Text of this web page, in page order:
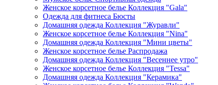
Женское корсетное белье Коллекция "Gala"
Одежда для фитнеса Бюсты
Домашняя одежда Коллекция "Журавли"
Женское корсетное белье Коллекция "Nina"
Домашняя одежда Коллекция "Мини цветы"
Женское корсетное белье Распродажа
Домашняя одежда Коллекция "Весеннее утро"
Женское корсетное белье Коллекция "Tessa"
Домашняя одежда Коллекция "Керамика"